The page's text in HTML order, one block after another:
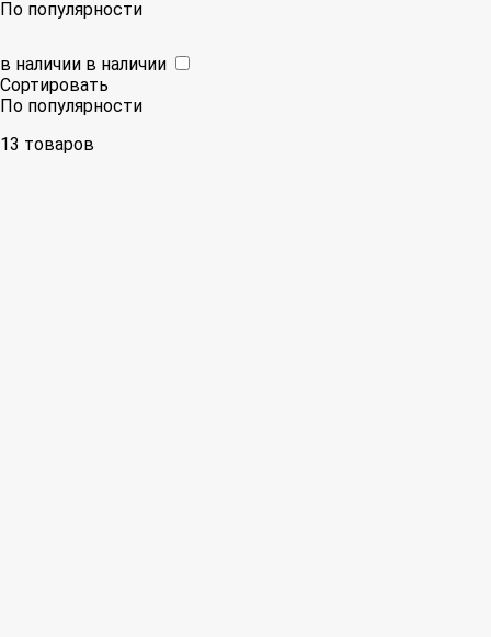
По популярности
в наличии в наличии
Сортировать
По популярности
13 товаров